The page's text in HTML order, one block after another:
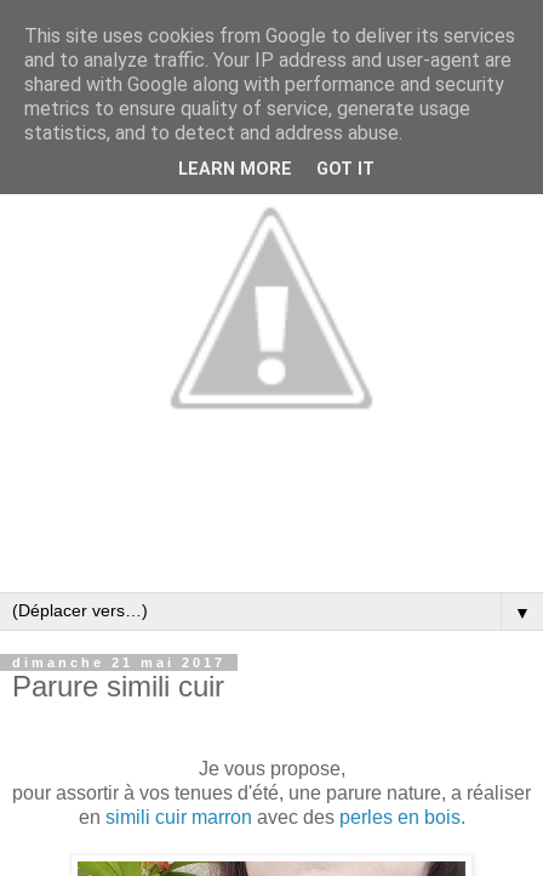
▼
dimanche 21 mai 2017
Parure simili cuir
Je vous propose,
pour assortir à vos tenues d'été, une parure nature, a réaliser
en simili cuir marron avec des perles en bois.
This site uses cookies from Google to deliver its services
and to analyze traffic. Your IP address and user-agent are
shared with Google along with performance and security
metrics to ensure quality of service, generate usage
statistics, and to detect and address abuse.
LEARN MORE GOT IT